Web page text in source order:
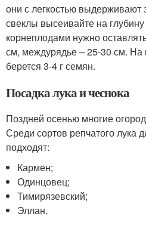
они с легкостью
свеклы высеивайте на
корнеплодами нужно
см, междурядье – 25-30 см.
берется 3-4 г семян.
Посадка лука и чеснока
Поздней осенью многие
Среди сортов репчатого лука
подходят:
Кармен;
Одинцовец;
Тимирязевский;
Эллан.